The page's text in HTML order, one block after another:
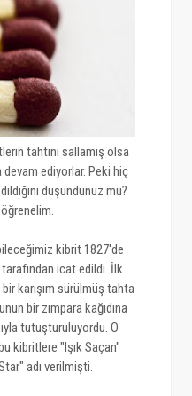
tahtını sallamış olsa
ediyorlar. Peki hiç
düşündünüz mü?
kibrit 1827'de
icat edildi. İlk
karışım sürülmüş tahta
bir zımpara kağıdına
tutuşturuluyordu. O
kibritlere "Işık Saçan"
adı verilmişti.